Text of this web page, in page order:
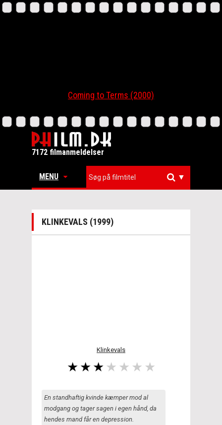
Coming to Terms (2000)
7172 filmanmeldelser
MENU ▼
KLINKEVALS (1999)
Klinkevals
En standhaftig kvinde kæmper mod al
modgang og tager sagen i egen hånd, da
hendes mand får en depression.